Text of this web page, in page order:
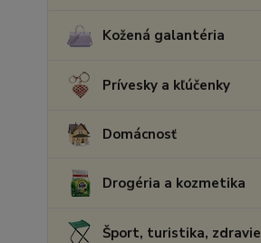
Kožená galantéria
Prívesky a kľúčenky
Domácnosť
Drogéria a kozmetika
Šport, turistika, zdravie